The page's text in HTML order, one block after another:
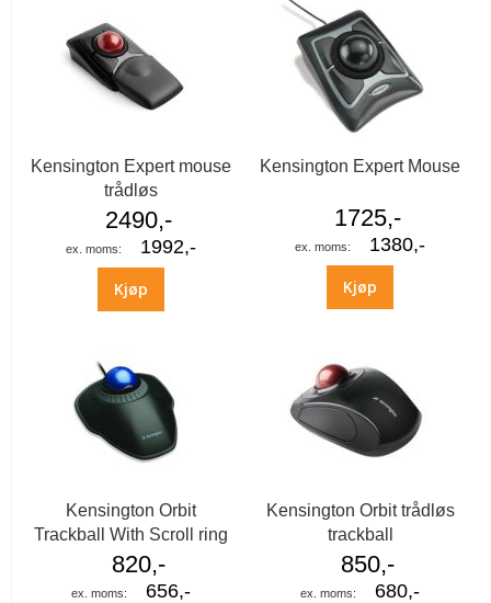
Kensington Expert mouse
trådløs
2490,-
1992,-
Kjøp
Kensington Expert Mouse
1725,-
1380,-
Kjøp
Kensington Orbit
Trackball With Scroll ring
820,-
656,-
Kensington Orbit trådløs
trackball
850,-
680,-